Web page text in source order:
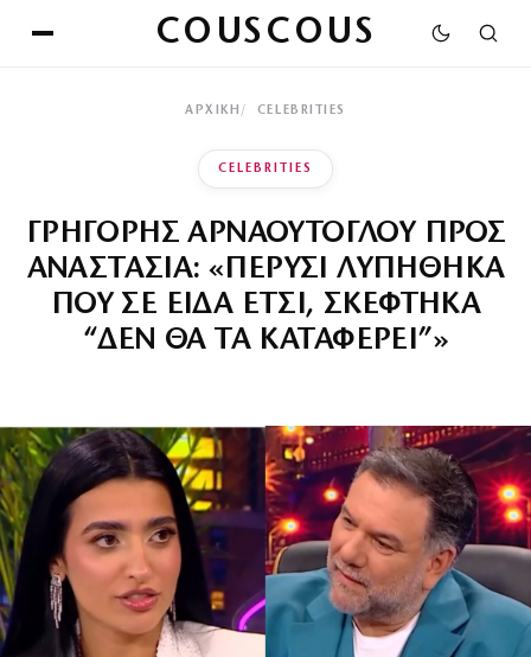
COUSCOUS
ΑΡΧΙΚΉ CELEBRITIES
CELEBRITIES
ΓΡΗΓΟΡΗΣ ΑΡΝΑΟΥΤΟΓΛΟΥ ΠΡΟΣ
ΑΝΑΣΤΑΣΙΑ: «ΠΕΡΥΣΙ ΛΥΠΗΘΗΚΑ
ΠΟΥ ΣΕ ΕΙΔΑ ΕΤΣΙ, ΣΚΕΦΤΗΚΑ
“ΔΕΝ ΘΑ ΤΑ ΚΑΤΑΦΕΡΕΙ”»